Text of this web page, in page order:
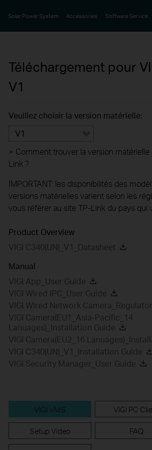
Solar Power System Accessories Software Service
Téléchargement pour
V1
Veuillez choisir la version matérielle:
V1
> Comment trouver la version matérielle
Link ?
IMPORTANT: les disponibilités des
versions matérielles varient selon les
vous référer au site TP-Link du pays qui
Product Overview
VIGI C340(UN)_V1_Datasheet
Manual
VIGI App_User Guide
VIGI Wired IPC_User Guide
VIGI Wired Network
VIGI Camera(EU1_Asia-Pacific_14
Lanuages)_Installation Guide
VIGI Camera(EU2_16
VIGI C340(UN)_V1_Installation Guide
VIGI Security Manager_User Guide
VIGI VMS VIGI PC
Setup Video FAQ